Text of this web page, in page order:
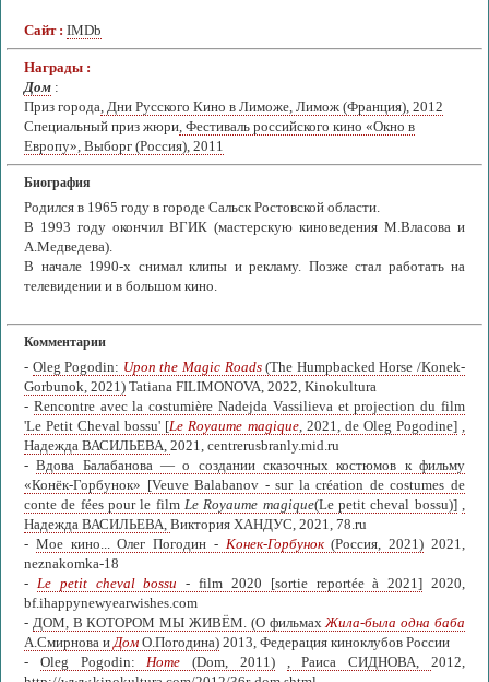
Сайт : IMDb
Награды :
Дом :
Приз города , Дни Русского Кино в Лиможе, Лимож (Франция), 2012
Специальный приз жюри , Фестиваль российского кино «Окно в
Европу», Выборг (Россия), 2011
Биография
Родился в 1965 году в городе Сальск Ростовской области.
В 1993 году окончил ВГИК (мастерскую киноведения М.Власова и
А.Медведева).
В начале 1990-х снимал клипы и рекламу. Позже стал работать на
телевидении и в большом кино.
Комментарии
- Oleg Pogodin: Upon the Magic Roads(The Humpbacked Horse /Konek-
Gorbunok, 2021) Tatiana FILIMONOVA, 2022, Kinokultura
- Rencontre avec la costumière Nadejda Vassilieva et projection du film
'Le Petit Cheval bossu' [Le Royaume magique, 2021, de Oleg Pogodine] ,
Надежда ВАСИЛЬЕВА, 2021, centrerusbranly.mid.ru
-Вдова Балабанова — о создании сказочных костюмов к фильму
«Конёк-Горбунок» [Veuve Balabanov - sur la création de costumes de
conte de fées pour le film Le Royaume magique(Le petit cheval bossu)] ,
Надежда ВАСИЛЬЕВА, Виктория ХАНДУС, 2021, 78.ru
- Мое кино... Олег Погодин - Конек-Горбунок(Россия, 2021) 2021,
neznakomka-18
- Le petit cheval bossu - film 2020 [sortie reportée à 2021] 2020,
bf.ihappynewyearwishes.com
- ДОМ, В КОТОРОМ МЫ ЖИВЁМ. (О фильмахЖила-была одна баба
А.Смирнова иДом О.Погодина) 2013, Федерация киноклубов России
- Oleg Pogodin:Home (Dom, 2011) , Раиса СИДНОВА,2012,